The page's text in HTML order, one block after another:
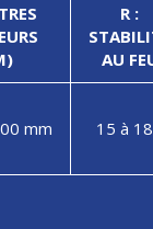
R :
AU
mm 15 à